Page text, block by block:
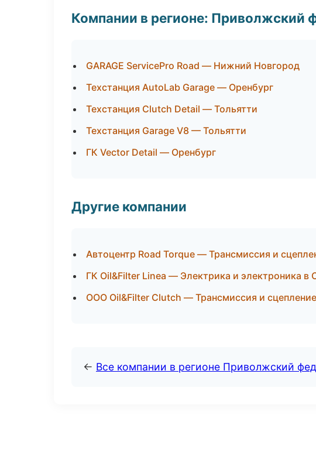
Компании в регионе: Приволжский
GARAGE ServicePro Road — Нижний Новгород
Техстанция AutoLab Garage — Оренбург
Техстанция Clutch Detail — Тольятти
Техстанция Garage V8 — Тольятти
ГК Vector Detail — Оренбург
Другие компании
Автоцентр Road Torque — Трансмиссия и
ГК Oil&Filter Linea — Электрика и электроника в
ООО Oil&Filter Clutch — Трансмиссия и
← Все компании в регионе Приволжский